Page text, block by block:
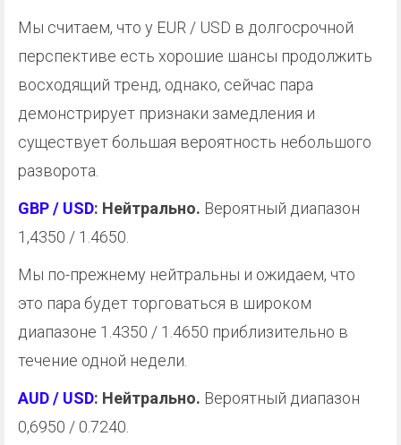
Мы считаем, что у EUR / USD в долгосрочной
перспективе есть хорошие шансы продолжить
восходящий тренд, однако, сейчас пара
демонстрирует признаки замедления и
существует большая вероятность небольшого
разворота.
GBP / USD: Нейтрально. Вероятный диапазон
1,4350 / 1.4650.
Мы по-прежнему нейтральны и ожидаем, что
это пара будет торговаться в широком
диапазоне 1.4350 / 1.4650 приблизительно в
течение одной недели.
AUD / USD: Нейтрально. Вероятный диапазон
0,6950 / 0.7240.